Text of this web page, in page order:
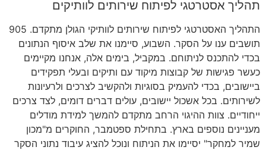
תהליך אסטרטגי לפיתוח שירותים לוותיקים
התהליך האסטרטגי לפיתוח שירותים לוותיקי הגולן מתקדם. 905
תושבים ענו על הסקר. השבוע, סיימנו את שלב איסוף הנתונים
בכדי להתכנס לניתוחם. במקביל, בימים אלה, אנחנו מקיימים
כעשר פגישות של קבוצות מיקוד עם ותיקים ובעלי תפקידים
ביישובים, בכדי להעמיק בסוגיות ולהקשיב לצרכים ולרעיונות
לשירותים. בכל אשכול יישובים, עולים דברים דומים, לצד צרכים
ייחודיים. צוות ההיגוי הרחב מתקדם להמשך למידת מודלים
מעניינים נוספים בארץ. בתחילת ספטמבר, החוקרים מ"מכון
שמיר למחקר" יסיימו את הניתוח ונוכל להציג עיבוד נתוני הסקר